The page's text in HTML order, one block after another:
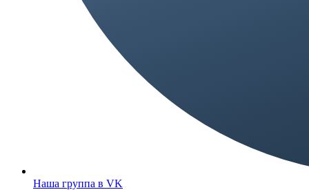
Наша группа в VK